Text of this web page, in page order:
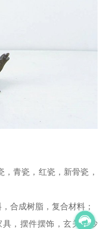
青瓷，红瓷，新骨瓷，
合成树脂，复合材料；
，摆件摆饰，玄关，沙